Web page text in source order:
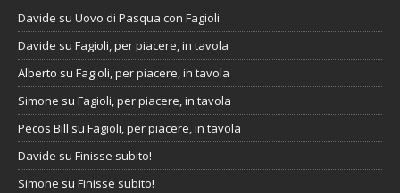
Davide su Uovo di Pasqua con Fagioli
Davide su Fagioli, per piacere, in tavola
Alberto su Fagioli, per piacere, in tavola
Simone su Fagioli, per piacere, in tavola
Pecos Bill su Fagioli, per piacere, in tavola
Davide su Finisse subito!
Simone su Finisse subito!